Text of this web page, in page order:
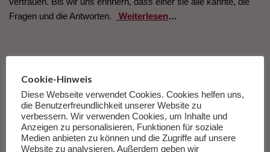
Fragen und die Antworten.
Weiterlesen…
___________
Die Sachbücher des Monats Juli 2026
Herausgegeben von Andreas Wang.
Zur Liste
Cookie-Hinweis
Diese Webseite verwendet Cookies. Cookies helfen uns,
die Benutzerfreundlichkeit unserer Website zu
verbessern. Wir verwenden Cookies, um Inhalte und
Anzeigen zu personalisieren, Funktionen für soziale
Medien anbieten zu können und die Zugriffe auf unsere
Website zu analysieren. Außerdem geben wir